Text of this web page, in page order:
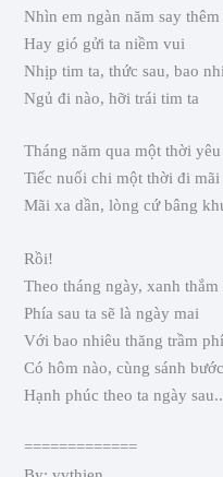
Nhìn em ngàn năm say
Hay gió gửi ta niềm vui
Nhịp tim ta, thức sau, bao
Ngủ đi nào, hỡi trái tim ta
Tháng năm qua một thời yêu
Tiếc nuối chi một thời đi mãi
Mãi xa dần, lòng cứ bâng
Rồi!
Theo tháng ngày, xanh
Phía sau ta sẽ là ngày mai
Với bao nhiêu thăng trầm
Có hôm nào, cùng sánh
Hạnh phúc theo ta ngày sau..
=============